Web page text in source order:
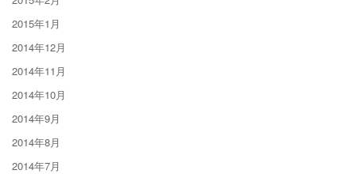
2015年1月
2014年12月
2014年11月
2014年10月
2014年9月
2014年8月
2014年7月